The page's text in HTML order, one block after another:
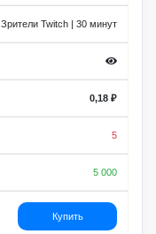
Зрители Twitch | 30 минут
0,18 ₽
5
5 000
Купить